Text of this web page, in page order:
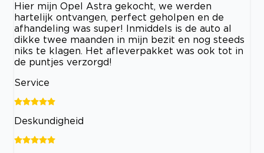
Hier mijn Opel Astra gekocht, we werden
hartelijk ontvangen, perfect geholpen en de
afhandeling was super! Inmiddels is de auto al
dikke twee maanden in mijn bezit en nog steeds
niks te klagen. Het afleverpakket was ook tot in
de puntjes verzorgd!
Service
Deskundigheid